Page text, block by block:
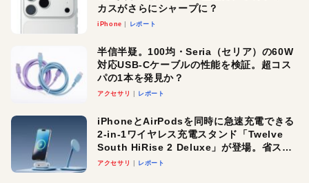
カスがさらにシャープに？
iPhone レポート
半信半疑。100均・Seria（セリア）の60W
対応USB-Cケーブルの性能を検証。超コス
パの1本を発見か？
アクセサリ レポート
iPhoneとAirPodsを同時に急速充電できる
2-in-1ワイヤレス充電スタンド「Twelve
South HiRise 2 Deluxe」が登場。省スペ
ースでおしゃれに充電したい人にオスス
アクセサリ レポート